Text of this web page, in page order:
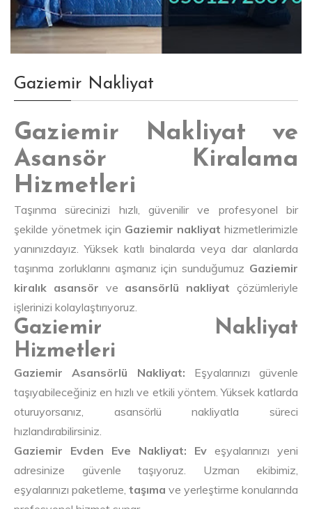
Gaziemir Nakliyat
Gaziemir Nakliyat ve
Asansör Kiralama
Hizmetleri
Taşınma sürecinizi hızlı, güvenilir ve profesyonel bir
şekilde yönetmek için Gaziemir nakliyat hizmetlerimizle
yanınızdayız. Yüksek katlı binalarda veya dar alanlarda
taşınma zorluklarını aşmanız için sunduğumuz Gaziemir
kiralık asansör ve asansörlü nakliyat çözümleriyle
işlerinizi kolaylaştırıyoruz.
Gaziemir Nakliyat
Hizmetleri
Gaziemir Asansörlü Nakliyat: Eşyalarınızı güvenle
taşıyabileceğiniz en hızlı ve etkili yöntem. Yüksek katlarda
oturuyorsanız, asansörlü nakliyatla süreci
hızlandırabilirsiniz.
Gaziemir Evden Eve Nakliyat:
Ev eşyalarınızı yeni
adresinize güvenle taşıyoruz. Uzman ekibimiz,
eşyalarınızı paketleme, taşıma ve yerleştirme konularında